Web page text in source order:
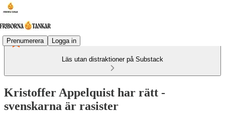
Prenumerera Logga in
Läs utan distraktioner på Substack
Kristoffer Appelquist har rätt -
svenskarna är rasister